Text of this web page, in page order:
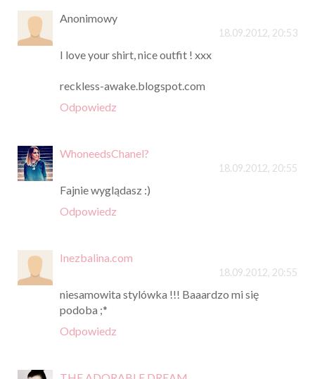
Anonimowy
18.09.2012, 20:53
I love your shirt, nice outfit ! xxx
reckless-awake.blogspot.com
Odpowiedz
WhoneedsChanel?
18.09.2012, 20:55
Fajnie wyglądasz :)
Odpowiedz
Inezbalina.com
18.09.2012, 20:55
niesamowita stylówka !!! Baaardzo mi się
podoba ;*
Odpowiedz